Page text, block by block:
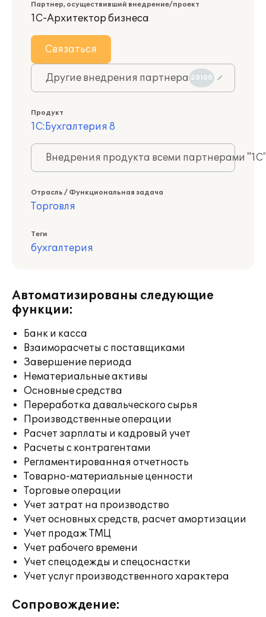
Партнер, осуществивший внедрение/проект
1С-Архитектор бизнеса
Связаться
Другие внедрения партнера 20100
Продукт
1С:Бухгалтерия 8
Внедрения продукта всеми партнерами
Отрасль / Функциональная задача
Торговля
Теги
бухгалтерия
Автоматизированы следующие
функции:
Банк и касса
Взаиморасчеты с поставщиками
Завершение периода
Нематериальные активы
Основные средства
Переработка давальческого сырья
Производственные операции
Расчет зарплаты и кадровый учет
Расчеты с контрагентами
Регламентированная отчетность
Товарно-материальные ценности
Торговые операции
Учет затрат на производство
Учет основных средств, расчет амортизации
Учет продаж ТМЦ
Учет рабочего времени
Учет спецодежды и спецоснастки
Учет услуг производственного характера
Сопровождение: